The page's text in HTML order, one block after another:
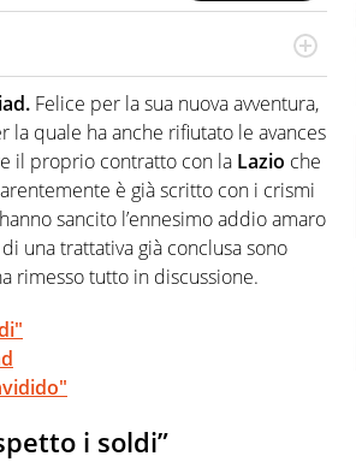
sugli stadi di proprietà in Italia. Il calcio
e professione. Per Virgilio Sport
dello sport per antonomasia
Felice per la sua nuova avventura,
la quale ha anche rifiutato le avances
il proprio contratto con la Lazio che
è già scritto con i crismi
sancito l’ennesimo addio amaro
una trattativa già conclusa sono
rimesso tutto in discussione.
i soldi”